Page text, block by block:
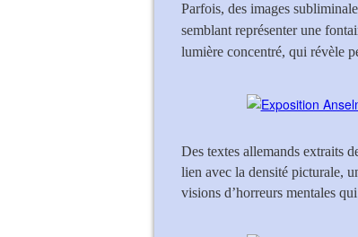
Parfois, des images
semblant représenter une
lumière concentré, qui révèle
Des textes allemands extraits
lien avec la densité picturale,
visions d’horreurs mentales